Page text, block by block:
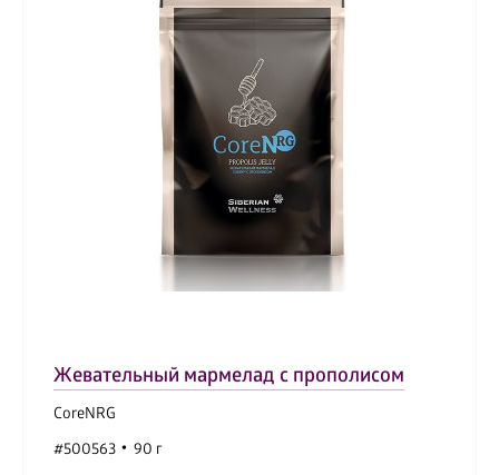
Жевательный мармелад с прополисом
CoreNRG
#500563
90 г